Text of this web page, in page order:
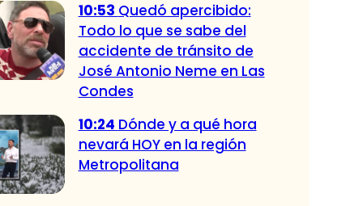
10:53 Quedó apercibido:
Todo lo que se sabe del
accidente de tránsito de
José Antonio Neme en Las
Condes
10:24 Dónde y a qué hora
nevará HOY en la región
Metropolitana